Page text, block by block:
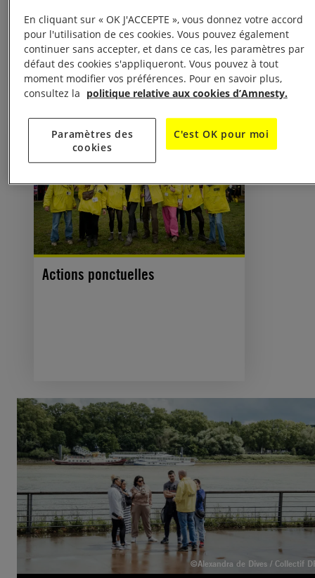
Actions ponctuelles
©Alexandra de Dives / Collectif
En cliquant sur « OK J'ACCEPTE », vous donnez votre accord
pour l'utilisation de ces cookies. Vous pouvez également
continuer sans accepter, et dans ce cas, les paramètres par
défaut des cookies s'appliqueront. Vous pouvez à tout
moment modifier vos préférences. Pour en savoir plus,
consultez la politique relative aux cookies d’Amnesty.
Paramètres des
cookies
C'est OK pour moi